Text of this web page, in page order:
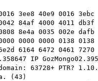
3ee8 40e9 0016
84af 4000 4011 db3f
8e4a 0035 002e dafb
0000 0000 0138 0138
6164 6472 0461 7270
IP
63728+ PTR?
(43)